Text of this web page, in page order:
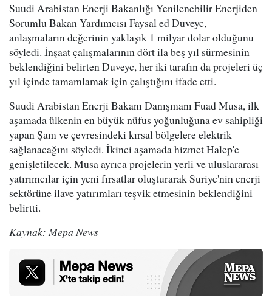
Suudi Arabistan Enerji Bakanlığı Yenilenebilir Enerjiden
Sorumlu Bakan Yardımcısı Faysal ed Duveyc,
anlaşmaların değerinin yaklaşık 1 milyar dolar olduğunu
söyledi. İnşaat çalışmalarının dört ila beş yıl sürmesinin
beklendiğini belirten Duveyc, her iki tarafın da projeleri üç
yıl içinde tamamlamak için çalıştığını ifade etti.
Suudi Arabistan Enerji Bakanı Danışmanı Fuad Musa, ilk
aşamada ülkenin en büyük nüfus yoğunluğuna ev sahipliği
yapan Şam ve çevresindeki kırsal bölgelere elektrik
sağlanacağını söyledi. İkinci aşamada hizmet Halep'e
genişletilecek. Musa ayrıca projelerin yerli ve uluslararası
yatırımcılar için yeni fırsatlar oluşturarak Suriye'nin enerji
sektörüne ilave yatırımları teşvik etmesinin beklendiğini
belirtti.
Kaynak: Mepa News